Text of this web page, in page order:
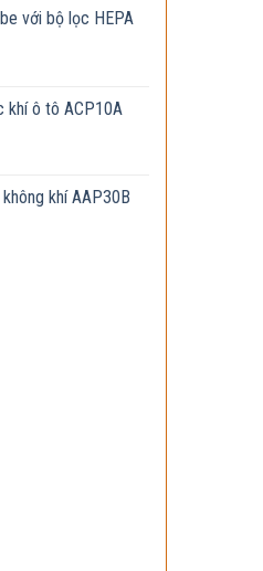
với bộ lọc HEPA
khí ô tô ACP10A
khí AAP30B